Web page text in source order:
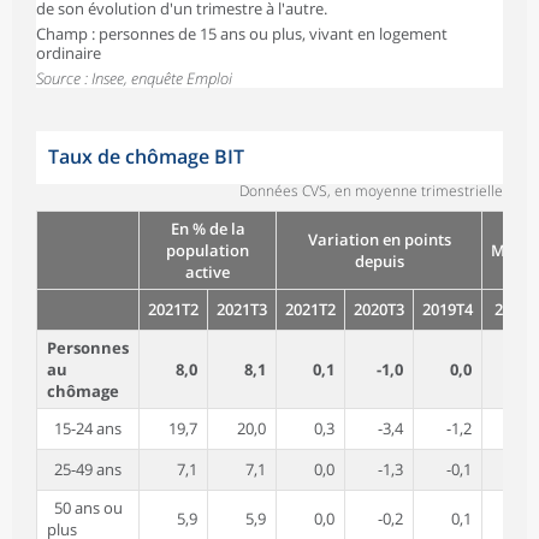
de son évolution d'un trimestre à l'autre.
Champ : personnes de 15 ans ou plus, vivant en logement
ordinaire
Source : Insee, enquête Emploi
Taux de chômage BIT
Données CVS, en moyenne trimestrielle
En % de la
population
active
Variation en points
depuis
2021T2 2021T3 2021T2 2020T3 2019T4
Personnes
au
chômage
8,0 8,1 0,1 -1,0 0,0
15-24 ans 19,7 20,0 0,3 -3,4 -1,2
25-49 ans
7,1 7,1 0,0 -1,3 -0,1
50 ans ou
plus
5,9 5,9 0,0 -0,2 0,1